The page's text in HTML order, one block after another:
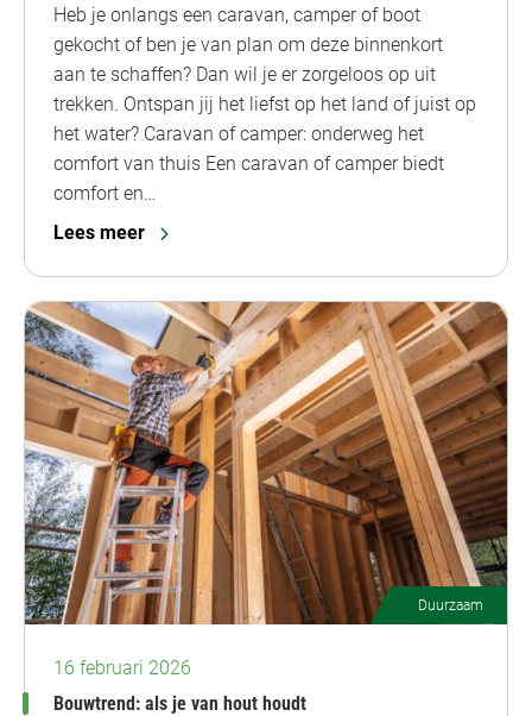
Heb je onlangs een caravan, camper of boot
gekocht of ben je van plan om deze binnenkort
aan te schaffen? Dan wil je er zorgeloos op uit
trekken. Ontspan jij het liefst op het land of juist op
het water? Caravan of camper: onderweg het
comfort van thuis Een caravan of camper biedt
comfort en…
Lees meer
Duurzaam
16 februari 2026
Bouwtrend: als je van hout houdt